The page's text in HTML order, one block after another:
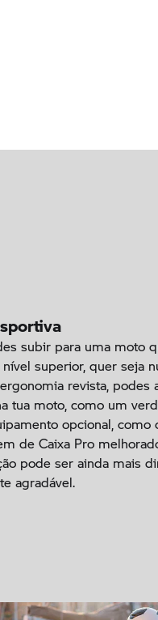
subir para uma moto
superior, quer seja
revista, podes
tua moto, como um
opcional, como
de Caixa Pro
pode ser ainda mais
agradável.